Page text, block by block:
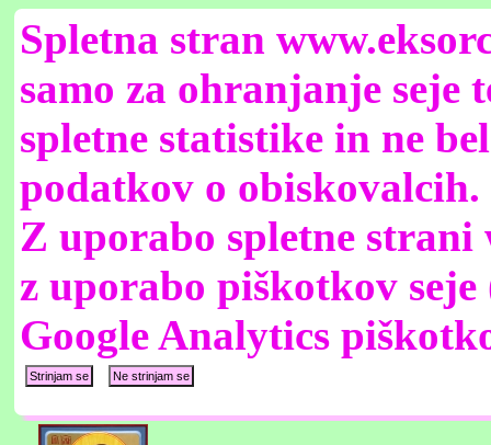
Spletna stran
samo za ohranjanje seje
spletne statistike in ne
podatkov o obiskovalcih.
Z uporabo spletne strani
z uporabo piškotkov seje
Google Analytics